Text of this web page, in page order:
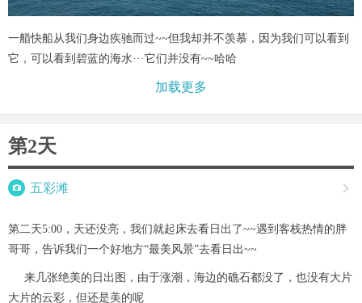
一艏快船从我们身边疾驰而过~~但我却并不羡慕，因为我们可以看到
它，可以看到碧蓝的海水···它们并没有~~哈哈
加载更多
第2天
 五彩滩 
第二天5:00，天还没亮，我们就起床去看日出了~~遇到客栈热情的胖
哥哥，告诉我们一个好地方“最美风景”去看日出~~
来几张绝美的日出图，由于涨潮，海边的礁石都没了，也没有大片
大片的云彩，但还是美的呢